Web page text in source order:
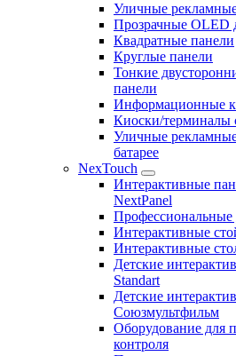
Уличные
Прозрачные OLED
Квадратные панели
Круглые панели
Тонкие
панели
Информационные
Киоски/терминалы
Уличные
батарее
NexTouch
Интерактивные
NextPanel
Профессиональные
Интерактивные
Интерактивные
Детские
Standart
Детские
Союзмультфильм
Оборудование для
контроля